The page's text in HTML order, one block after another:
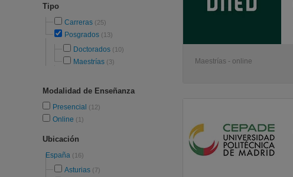
Tipo
Carreras (25)
Posgrados (13)
Doctorados (10)
Maestrías (3)
Modalidad de Enseñanza
Presencial (12)
Online (1)
Ubicación
España (16)
Asturias (7)
Maestrías - online